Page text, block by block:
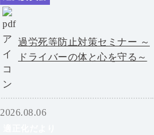
過労死等防止対策セミナー ～
ドライバーの体と心を守る～
2026.08.06